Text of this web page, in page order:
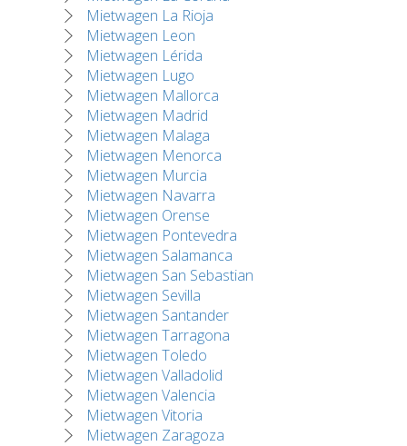
Mietwagen La Rioja
Mietwagen Leon
Mietwagen Lérida
Mietwagen Lugo
Mietwagen Mallorca
Mietwagen Madrid
Mietwagen Malaga
Mietwagen Menorca
Mietwagen Murcia
Mietwagen Navarra
Mietwagen Orense
Mietwagen Pontevedra
Mietwagen Salamanca
Mietwagen San Sebastian
Mietwagen Sevilla
Mietwagen Santander
Mietwagen Tarragona
Mietwagen Toledo
Mietwagen Valladolid
Mietwagen Valencia
Mietwagen Vitoria
Mietwagen Zaragoza